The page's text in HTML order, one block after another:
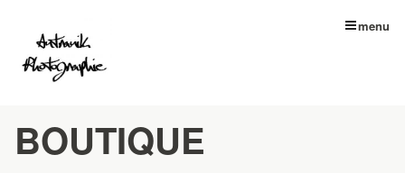
menu
BOUTIQUE